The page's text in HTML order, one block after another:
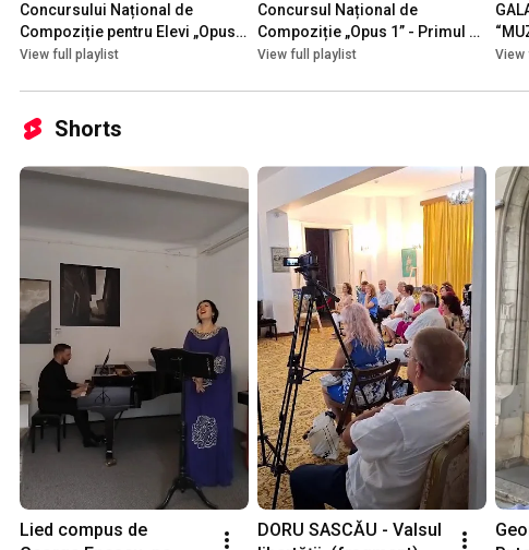
Concursului Național de
Compoziție pentru Elevi „Opus
1” – Ediția I - Recitalul 2
View full playlist
Concursul Național de
Compoziție „Opus 1” - Primul
Recital de pian (20 decembrie
View full playlist View
Shorts
Lied compus de
DORU SASCĂU - Valsul